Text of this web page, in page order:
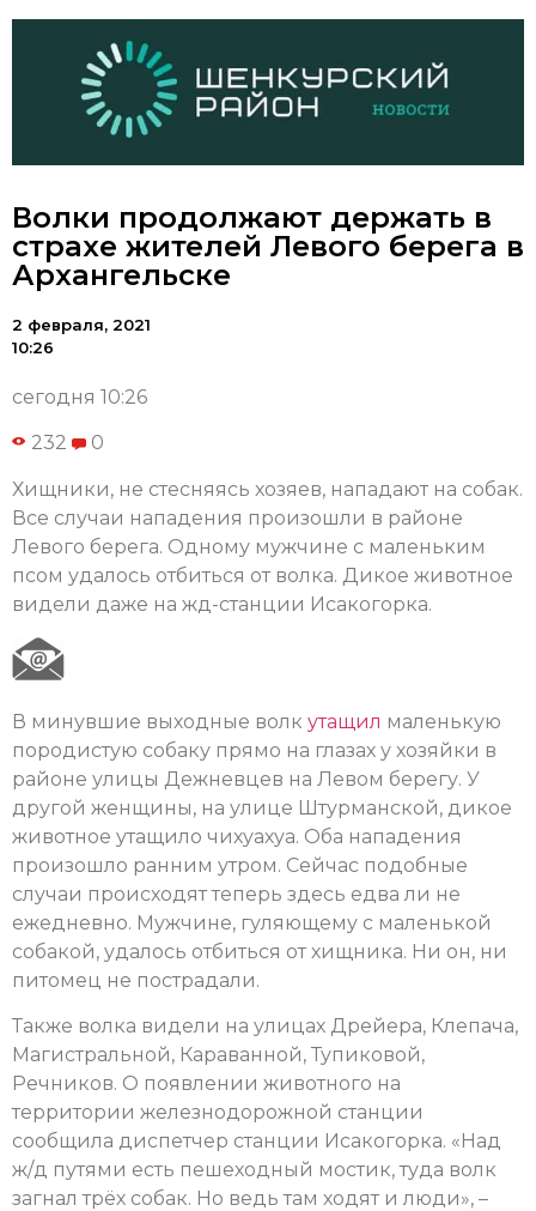
Волки продолжают держать в
страхе жителей Левого берега в
Архангельске
2 февраля, 2021
10:26
сегодня 10:26
232 0
Хищники, не стесняясь хозяев, нападают на собак.
Все случаи нападения произошли в районе
Левого берега. Одному мужчине с маленьким
псом удалось отбиться от волка. Дикое животное
видели даже на жд-станции Исакогорка.
В минувшие выходные волк утащил маленькую
породистую собаку прямо на глазах у хозяйки в
районе улицы Дежневцев на Левом берегу. У
другой женщины, на улице Штурманской, дикое
животное утащило чихуахуа. Оба нападения
произошло ранним утром. Сейчас подобные
случаи происходят теперь здесь едва ли не
ежедневно. Мужчине, гуляющему с маленькой
собакой, удалось отбиться от хищника. Ни он, ни
питомец не пострадали.
Также волка видели на улицах Дрейера, Клепача,
Магистральной, Караванной, Тупиковой,
Речников. О появлении животного на
территории железнодорожной станции
сообщила диспетчер станции Исакогорка. «Над
ж/д путями есть пешеходный мостик, туда волк
загнал трёх собак. Но ведь там ходят и люди», –